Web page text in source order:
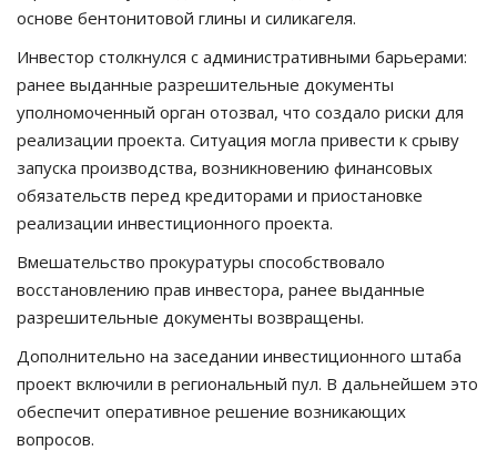
основе бентонитовой глины и силикагеля.
Инвестор столкнулся с административными барьерами:
ранее выданные разрешительные документы
уполномоченный орган отозвал, что создало риски для
реализации проекта. Ситуация могла привести к срыву
запуска производства, возникновению финансовых
обязательств перед кредиторами и приостановке
реализации инвестиционного проекта.
Вмешательство прокуратуры способствовало
восстановлению прав инвестора, ранее выданные
разрешительные документы возвращены.
Дополнительно на заседании инвестиционного штаба
проект включили в региональный пул. В дальнейшем это
обеспечит оперативное решение возникающих
вопросов.